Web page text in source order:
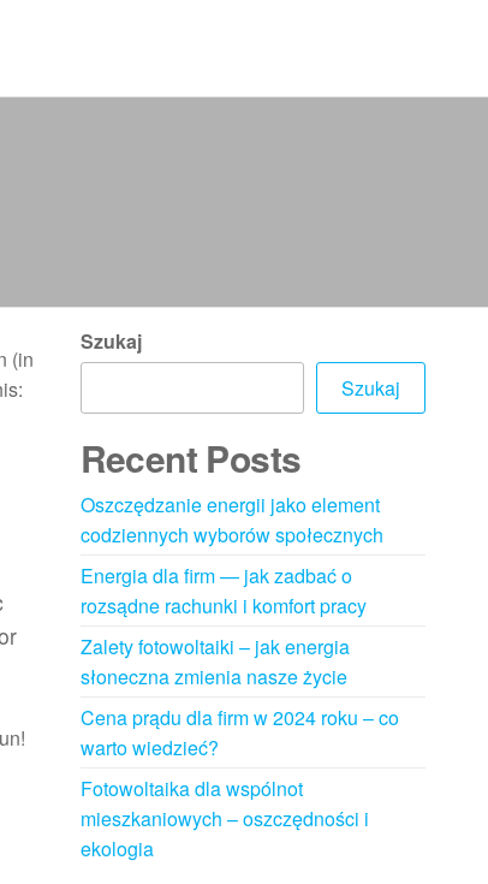
(in
Szukaj
Szukaj
Recent Posts
Oszczędzanie energii jako element
codziennych wyborów społecznych
Energia dla firm — jak zadbać o
rozsądne rachunki i komfort pracy
Zalety fotowoltaiki – jak energia
słoneczna zmienia nasze życie
Cena prądu dla firm w 2024 roku – co
warto wiedzieć?
Fotowoltaika dla wspólnot
mieszkaniowych – oszczędności i
ekologia